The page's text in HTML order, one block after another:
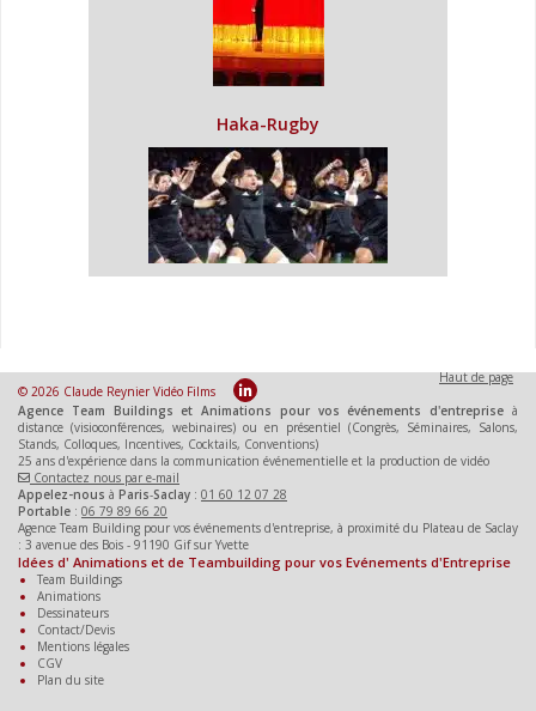
Haka-Rugby
Haut de page
© 2026 Claude Reynier Vidéo Films
Agence Team Buildings et Animations pour vos événements d'entreprise à
distance (visioconférences, webinaires) ou en présentiel (Congrès, Séminaires, Salons,
Stands, Colloques, Incentives, Cocktails, Conventions)
25 ans d'expérience dans la communication événementielle et la production de vidéo
Contactez nous par e-mail
Appelez-nous à Paris-Saclay : 01 60 12 07 28
Portable : 06 79 89 66 20
Agence Team Building pour vos événements d'entreprise, à proximité du Plateau de Saclay
: 3 avenue des Bois - 91190 Gif sur Yvette
Idées d' Animations et de Teambuilding pour vos Evénements d'Entreprise
Team Buildings
Animations
Dessinateurs
Contact/Devis
Mentions légales
CGV
Plan du site